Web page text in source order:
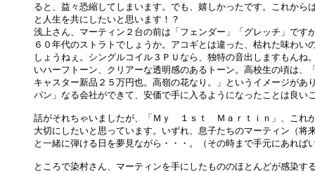
ると、益々恐縮してしまいます。でも、嬉しかったです。これから
と人生を共にしたいと思います！？
浅上さん、マーティン２台の前は「フェンダー」「グレッチ」です
６０年代のストラトでしょうか。アコギとは違った、枯れた味わい
しょうねぇ。シングルコイル３ＰＵなら、独特の音出しますもんね
いハーフトーン、クリアーな透明感のあるトーン。高校生の頃は、
キャスター新品２５万円也。高嶺の花なり。」というイメージがあ
パン」なる会社ができて、安価で手に入るようになったことは良い
話がそれちゃいましたが、「Ｍｙ　１ｓｔ　Ｍａｒｔｉｎ」、これ
大切にしたいと思っています。いずれ、息子たちのマーティン（将
と一緒に弾ける日を夢見ながら・・・。（その時まで手元にあれば
ところで染村さん、マーティンを手にしたもののほとんどが感染す